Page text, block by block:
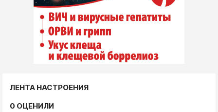
ЛЕНТА НАСТРОЕНИЯ
0 ОЦЕНИЛИ